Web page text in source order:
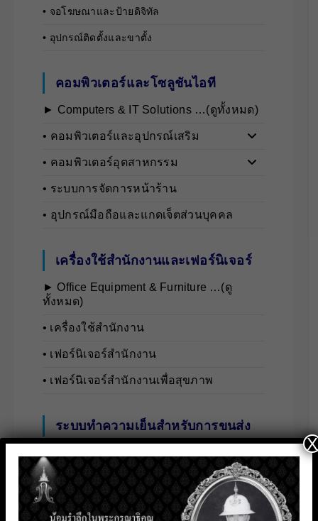
• จอโฆษณาและป้ายดิจิทัล
• อุปกรณ์ติดตั้งและขาตั้ง
คอมพิวเตอร์และโซลูชันไอที
► Computers & IT Solutions …(ดูทั้งหมด)
• คอมพิวเตอร์และอุปกรณ์เสริม
• คอมพิวเตอร์อุตสาหกรรม
• ระบบการจัดการหน้าร้าน
• อุปกรณ์มือถือและแกดเจ็ตส่วนบุคคล
เครื่องใช้สำนักงานและเฟอร์นิเจอร์
► Office Equipment & Furniture …(ดู
ทั้งหมด)
• เครื่องใช้สำนักงาน
• เฟอร์นิเจอร์สำนักงาน
• เฟอร์นิเจอร์สำนักงานเพื่อสุขภาพ
ระบบทำความเย็นสำหรับการขนส่ง
ทั้งหมด)
• เครื่องทำความเย็นสำหรับรถกระบะ
X